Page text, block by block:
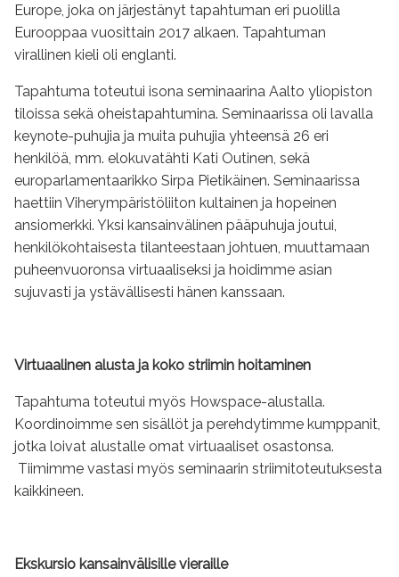
Europe, joka on järjestänyt tapahtuman eri puolilla
Eurooppaa vuosittain 2017 alkaen. Tapahtuman
virallinen kieli oli englanti.
Tapahtuma toteutui isona seminaarina Aalto yliopiston
tiloissa sekä oheistapahtumina. Seminaarissa oli lavalla
keynote-puhujia ja muita puhujia yhteensä 26 eri
henkilöä, mm. elokuvatähti Kati Outinen, sekä
europarlamentaarikko Sirpa Pietikäinen. Seminaarissa
haettiin Viherympäristöliiton kultainen ja hopeinen
ansiomerkki. Yksi kansainvälinen pääpuhuja joutui,
henkilökohtaisesta tilanteestaan johtuen, muuttamaan
puheenvuoronsa virtuaaliseksi ja hoidimme asian
sujuvasti ja ystävällisesti hänen kanssaan.
Virtuaalinen alusta ja koko striimin hoitaminen
Tapahtuma toteutui myös Howspace-alustalla.
Koordinoimme sen sisällöt ja perehdytimme kumppanit,
jotka loivat alustalle omat virtuaaliset osastonsa.
Tiimimme vastasi myös seminaarin striimitoteutuksesta
kaikkineen.
Ekskursio kansainvälisille vieraille